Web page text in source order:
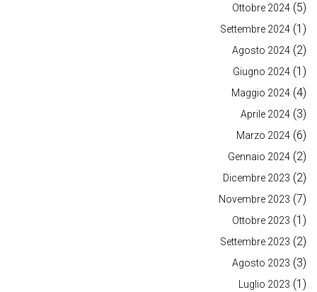
Ottobre 2024 (5)
Settembre 2024 (1)
Agosto 2024 (2)
Giugno 2024 (1)
Maggio 2024 (4)
Aprile 2024 (3)
Marzo 2024 (6)
Gennaio 2024 (2)
Dicembre 2023 (2)
Novembre 2023 (7)
Ottobre 2023 (1)
Settembre 2023 (2)
Agosto 2023 (3)
Luglio 2023 (1)